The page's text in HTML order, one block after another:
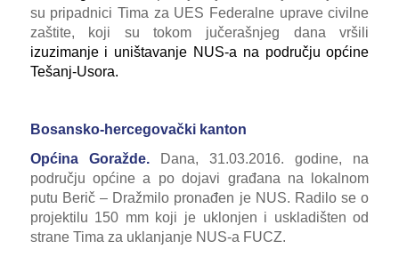
su pripadnici Tima za UES Federalne uprave civilne
zaštite, koji su tokom jučerašnjeg dana vršili
izuzimanje i uništavanje NUS-a na području općine
Tešanj-Usora.
Bosansko-hercegovački kanton
Općina Goražde.Dana, 31.03.2016. godine, na
području općine a po dojavi građana na lokalnom
putu Berič – Dražmilo pronađen je NUS. Radilo se o
projektilu 150 mm koji je uklonjen i uskladišten od
strane Tima za uklanjanje NUS-a FUCZ.